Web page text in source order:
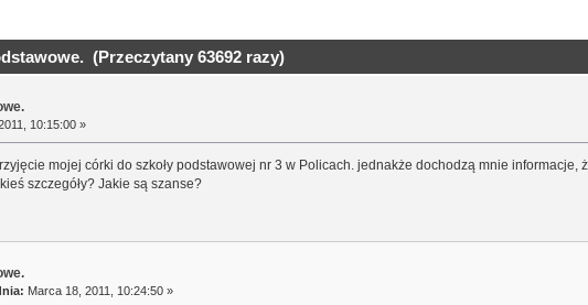
(Przeczytany 63692 razy)
10:15:00 »
mojej córki do szkoły podstawowej nr 3 w Policach. jednakże dochodzą mnie
szczegóły? Jakie są szanse?
Marca 18, 2011, 10:24:50 »